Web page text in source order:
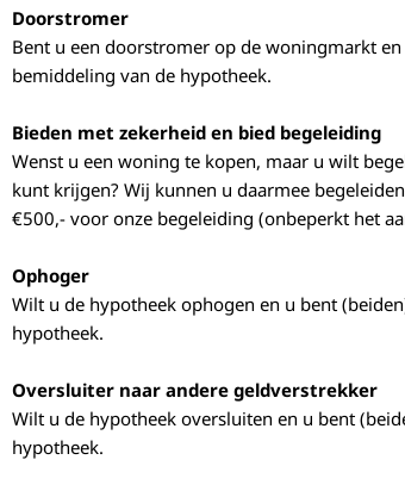
Doorstromer
Bent u een doorstromer op de woningmarkt
bemiddeling van de hypotheek.
Bieden met zekerheid en bied begeleiding
Wenst u een woning te kopen, maar u wilt
kunt krijgen? Wij kunnen u daarmee
€500,- voor onze begeleiding (onbeperkt het
Ophoger
Wilt u de hypotheek ophogen en u bent
hypotheek.
Oversluiter naar andere geldverstrekker
Wilt u de hypotheek oversluiten en u bent
hypotheek.